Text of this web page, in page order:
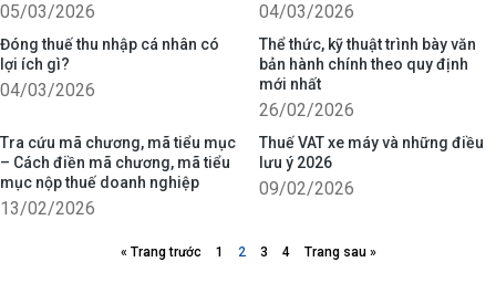
05/03/2026 04/03/2026
Đóng thuế thu nhập cá nhân có
lợi ích gì?
04/03/2026
Thể thức, kỹ thuật trình bày văn
bản hành chính theo quy định
mới nhất
26/02/2026
Tra cứu mã chương, mã tiểu mục
– Cách điền mã chương, mã tiểu
mục nộp thuế doanh nghiệp
13/02/2026
Thuế VAT xe máy và những điều
lưu ý 2026
09/02/2026
« Trang trước 1 2 3 4 Trang sau »